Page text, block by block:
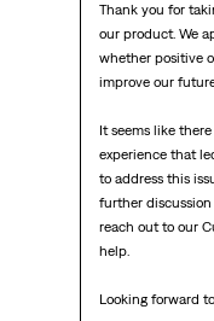
Thank you for
our product. We
whether positive
improve our
It seems like
experience that
to address this
further
reach out to our
help.
Looking forward